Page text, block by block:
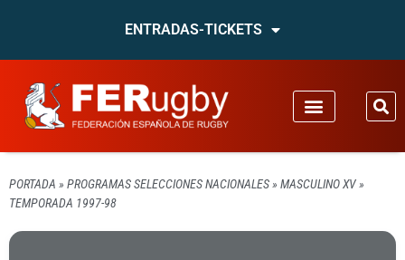
ENTRADAS-TICKETS
PORTADA » PROGRAMAS SELECCIONES NACIONALES» MASCULINO XV»
TEMPORADA 1997-98